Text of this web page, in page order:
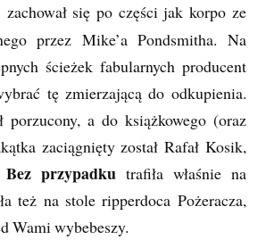
zachował się po części jak korpo ze
przez Mike’a Pondsmitha. Na
ścieżek fabularnych producent
tę zmierzającą do odkupienia.
porzucony, a do książkowego (oraz
zaciągnięty został Rafał Kosik,
Bez przypadku trafiła właśnie na
też na stole ripperdoca Pożeracza,
Wami wybebeszy.